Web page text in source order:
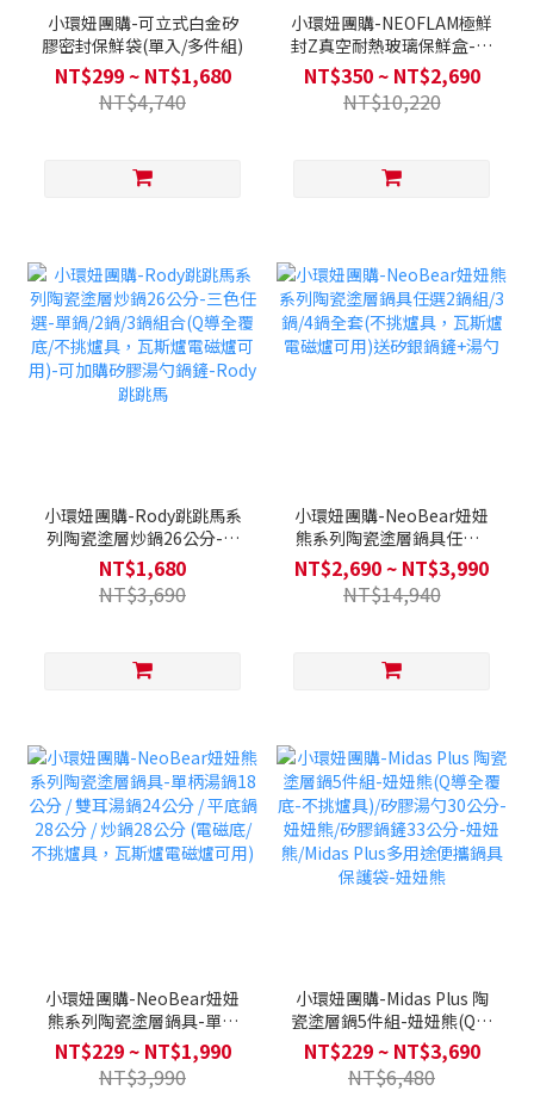
小環妞團購-可立式白金矽
膠密封保鮮袋(單入/多件組)
NT$299 ~ NT$1,680
NT$4,740
小環妞團購-NEOFLAM極鮮
封Z真空耐熱玻璃保鮮盒-長
方形/正方形(多種容量組合
可選)
NT$350 ~ NT$2,690
NT$10,220
小環妞團購-Rody跳跳馬系
列陶瓷塗層炒鍋26公分-三
色任選-單鍋/2鍋/3鍋組合(Q
導全覆底/不挑爐具，瓦斯爐
電磁爐可用)-可加購矽膠湯
NT$1,680
NT$3,690
小環妞團購-NeoBear妞妞
熊系列陶瓷塗層鍋具任選2
鍋組/3鍋/4鍋全套(不挑爐
具，瓦斯爐電磁爐可用)送矽
銀鍋鏟+湯勺
NT$2,690 ~ NT$3,990
NT$14,940
小環妞團購-NeoBear妞妞
熊系列陶瓷塗層鍋具-單柄
湯鍋18公分 / 雙耳湯鍋24公
分 / 平底鍋28公分 / 炒鍋28
公分 (電磁底/不挑爐具，瓦
NT$229 ~ NT$1,990
NT$3,990
小環妞團購-Midas Plus 陶
瓷塗層鍋5件組-妞妞熊(Q導
全覆底-不挑爐具)/矽膠湯勺
30公分-妞妞熊/矽膠鍋鏟33
公分-妞妞熊/Midas Plus多
NT$229 ~ NT$3,690
NT$6,480